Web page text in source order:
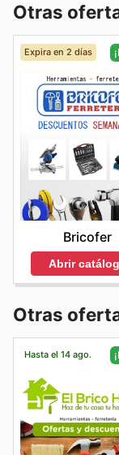
Otras
Expira en 2 días
Bricofer
Abrir
Otras
Hasta el 14 ago.